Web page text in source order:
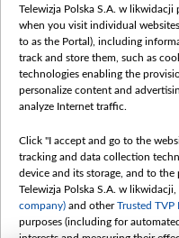
Telewizja Polska S.A. w likwidacji
when you visit individual
to as the Portal), including
track and store them, such as
technologies enabling the
personalize content and
analyze Internet traffic.
Click "I accept and go to the
tracking and data collection
device and its storage, and to
Telewizja Polska S.A. w likwidacji,
company) and otherTrusted TVP
purposes (including for